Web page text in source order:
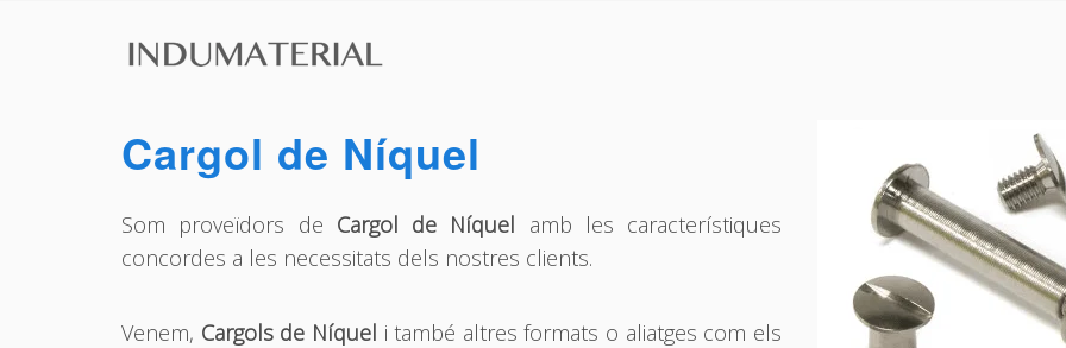
Cargol de Níquel
Som proveïdors de Cargol de Níquel amb les característiques
concordes a les necessitats dels nostres clients.
Venem, Cargols de Níquel i també altres formats o aliatges com els